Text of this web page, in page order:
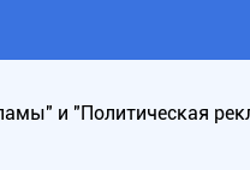
и "Политическая